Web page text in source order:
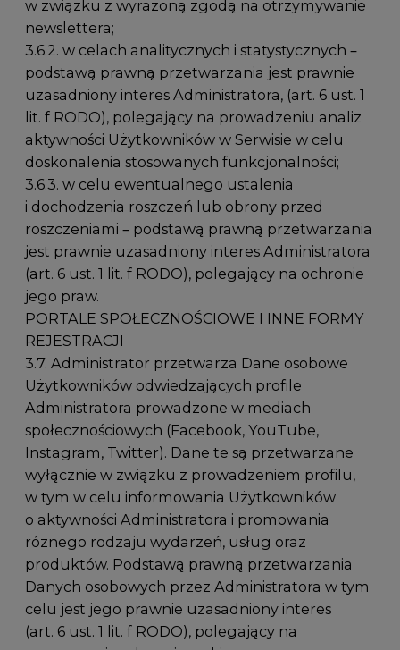
w związku z wyrażoną zgodą na otrzymywanie
newslettera;
3.6.2. w celach analitycznych i statystycznych –
podstawą prawną przetwarzania jest prawnie
uzasadniony interes Administratora, (art. 6 ust. 1
lit. f RODO), polegający na prowadzeniu analiz
aktywności Użytkowników w Serwisie w celu
doskonalenia stosowanych funkcjonalności;
3.6.3. w celu ewentualnego ustalenia
i dochodzenia roszczeń lub obrony przed
roszczeniami – podstawą prawną przetwarzania
jest prawnie uzasadniony interes Administratora
(art. 6 ust. 1 lit. f RODO), polegający na ochronie
jego praw.
PORTALE SPOŁECZNOŚCIOWE I INNE FORMY
REJESTRACJI
3.7. Administrator przetwarza Dane osobowe
Użytkowników odwiedzających profile
Administratora prowadzone w mediach
społecznościowych (Facebook, YouTube,
Instagram, Twitter). Dane te są przetwarzane
wyłącznie w związku z prowadzeniem profilu,
w tym w celu informowania Użytkowników
o aktywności Administratora i promowania
różnego rodzaju wydarzeń, usług oraz
produktów. Podstawą prawną przetwarzania
Danych osobowych przez Administratora w tym
celu jest jego prawnie uzasadniony interes
(art. 6 ust. 1 lit. f RODO), polegający na